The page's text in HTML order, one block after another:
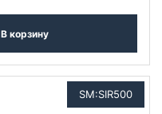
В корзину
SM:SIR500